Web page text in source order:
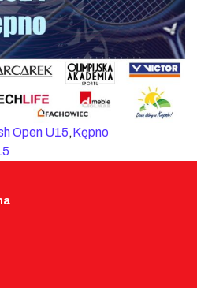
Open U15,Kępno